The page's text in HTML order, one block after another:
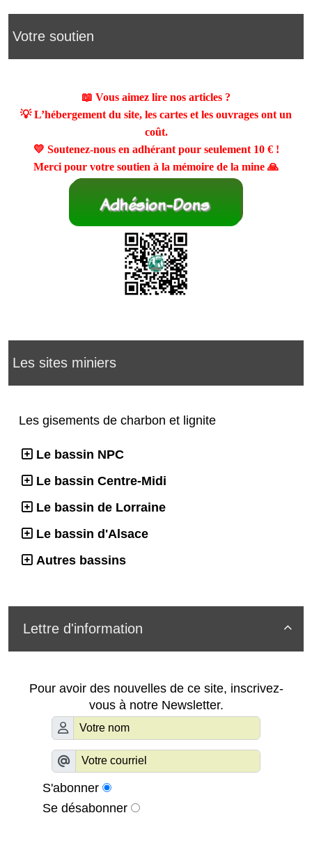
Votre soutien
📖 Vous aimez lire nos articles ?
💡 L’hébergement du site, les cartes et les ouvrages ont un
coût.
💛 Soutenez-nous en adhérant pour seulement 10 €!
Merci pour votre soutien à la mémoire de la mine 🙏
Les sites miniers
Les gisements de charbon et lignite
Le bassin NPC
Le bassin Centre-Midi
Le bassin de Lorraine
Le bassin d'Alsace
Autres bassins

Lettre d'information
Pour avoir des nouvelles de ce site, inscrivez-
vous à notre Newsletter.
S'abonner
Se désabonner